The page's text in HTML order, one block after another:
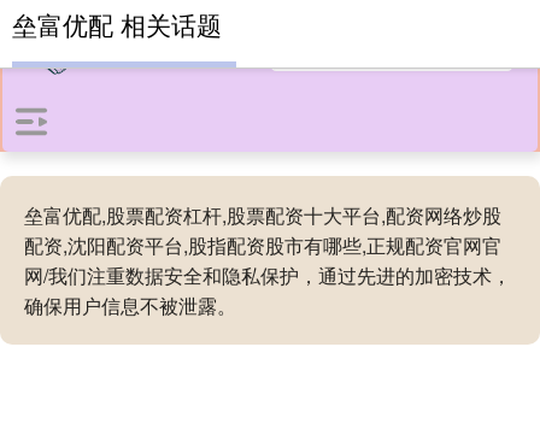
垒富优配,股票配资杠杆,股票配资十大平台,配资网络炒股
配资,沈阳配资平台,股指配资股市有哪些,正规配资官网官
网/我们注重数据安全和隐私保护，通过先进的加密技术，
确保用户信息不被泄露。
垒富优配 相关话题